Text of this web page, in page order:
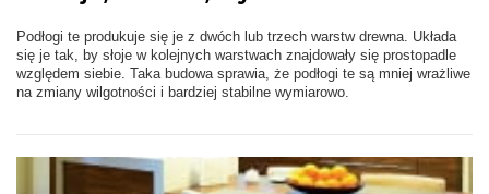
Podłogi te produkuje się je z dwóch lub trzech warstw drewna. Układa
się je tak, by słoje w kolejnych warstwach znajdowały się prostopadle
względem siebie. Taka budowa sprawia, że podłogi te są mniej wrażliwe
na zmiany wilgotności i bardziej stabilne wymiarowo.